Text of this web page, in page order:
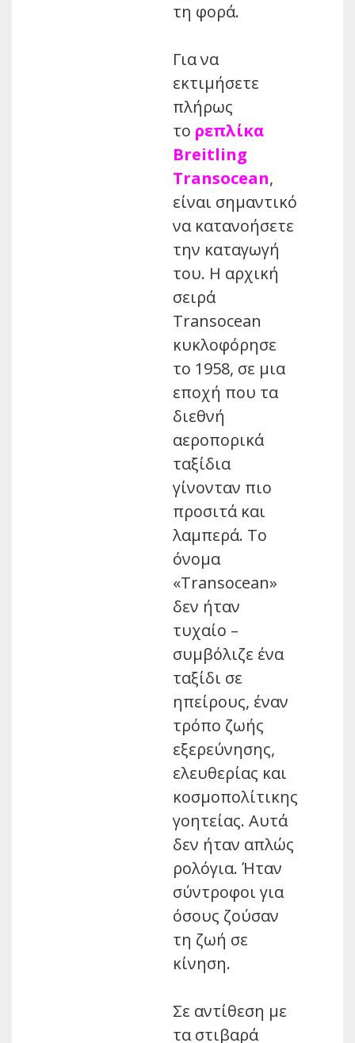
τη φορά.
Για να
εκτιμήσετε
πλήρως
το ρεπλίκα
Breitling
Transocean,
είναι σημαντικό
να κατανοήσετε
την καταγωγή
του. Η αρχική
σειρά
Transocean
κυκλοφόρησε
το 1958, σε μια
εποχή που τα
διεθνή
αεροπορικά
ταξίδια
γίνονταν πιο
προσιτά και
λαμπερά. Το
όνομα
«Transocean»
δεν ήταν
τυχαίο –
συμβόλιζε ένα
ταξίδι σε
ηπείρους, έναν
τρόπο ζωής
εξερεύνησης,
ελευθερίας και
κοσμοπολίτικης
γοητείας. Αυτά
δεν ήταν απλώς
ρολόγια. Ήταν
σύντροφοι για
όσους ζούσαν
τη ζωή σε
κίνηση.
Σε αντίθεση με
τα στιβαρά